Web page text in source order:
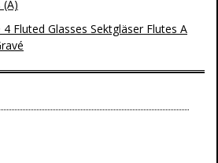
(A)
Fluted Glasses Sektgläser Flutes A